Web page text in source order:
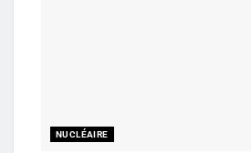
NUCLÉAIRE